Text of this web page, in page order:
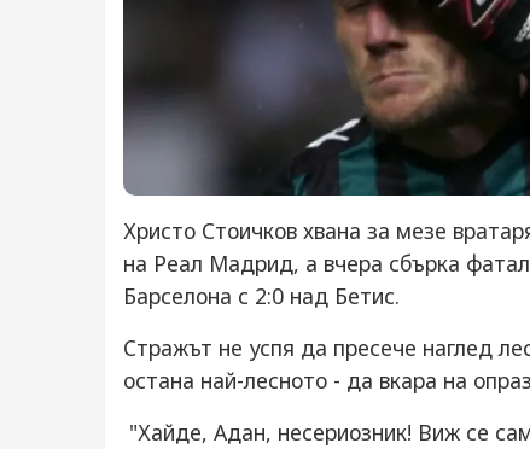
Христо Стоичков хвана за мезе
на Реал Мадрид, а вчера сбърка
Барселона с 2:0 над Бетис.
Стражът не успя да пресече наглед
остана най-лесното - да вкара на
"Хайде, Адан, несериозник! Виж се